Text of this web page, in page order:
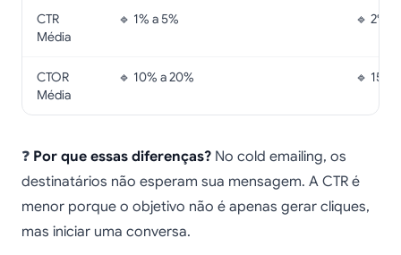
CTR
Média
🔹 1% a 5% 🔹 2% a
CTOR
Média
🔹 10% a 20% 🔹 15%
❓ Por que essas diferenças? No cold emailing, os
destinatários não esperam sua mensagem. A CTR é
menor porque o objetivo não é apenas gerar cliques,
mas iniciar uma conversa.